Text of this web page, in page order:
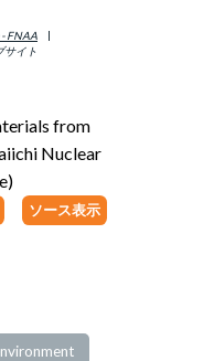
ス
日本語
FNAA
サイト
from
Nuclear
ソース表示